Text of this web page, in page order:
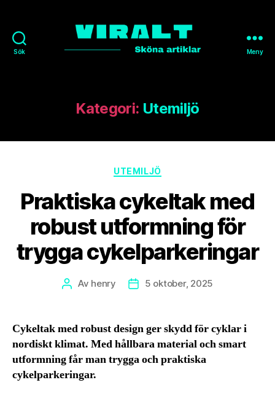
Sök Meny
Kategori: Utemiljö
Kategorier
UTEMILJÖ
Praktiska cykeltak med
robust utformning för
trygga cykelparkeringar
Inläggsförfattare
Av henry Inläggsdatum
5 oktober, 2025
Cykeltak med robust design ger skydd för cyklar i
nordiskt klimat. Med hållbara material och smart
utformning får man trygga och praktiska
cykelparkeringar.